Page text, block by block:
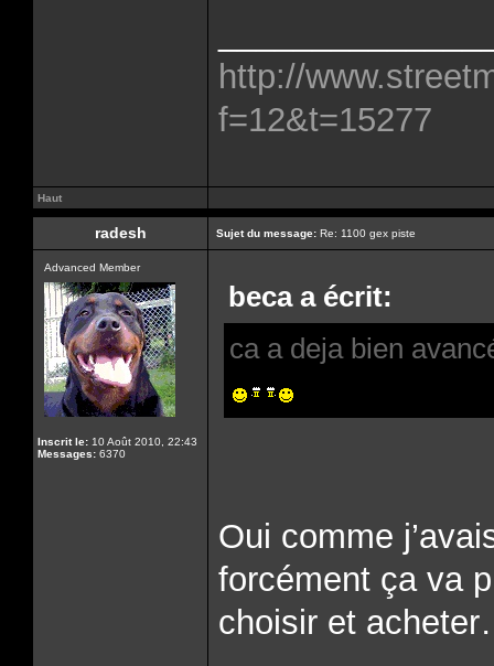
http://
f=12&t=15277
Haut
radesh Sujet du message: Re: 1100 gex piste
Advanced Member
Inscrit le: 10 Août 2010, 22:43
Messages: 6370
beca a écrit:
ca a deja bien
Oui comme
forcément ça va
choisir et